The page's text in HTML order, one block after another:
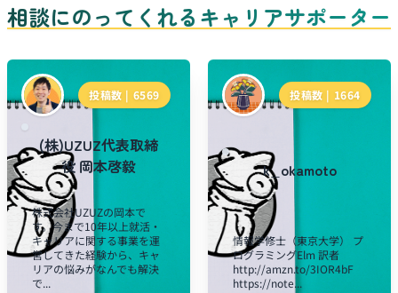
相談にのってくれるキャリアサポーター
投稿数 | 6569
(株)UZUZ代表取締
役 岡本啓毅
株式会社UZUZの岡本で
す。今まで10年以上就活・
キャリアに関する事業を運
営してきた経験から、キャ
リアの悩みがなんでも解決
で...
投稿数 | 1664
k_okamoto
情報学修士（東京大学） プ
ログラミングElm 訳者
http://amzn.to/3IOR4bF
https://note...